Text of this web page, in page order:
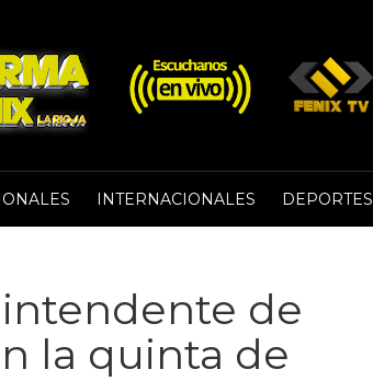
INTERNACIONALES DEPORTES
de
la quinta de